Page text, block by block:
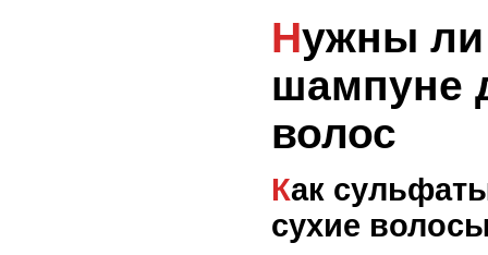
Нужны ли сульфаты в
шампуне
волос
Как сульфаты воздействуют на
сухие